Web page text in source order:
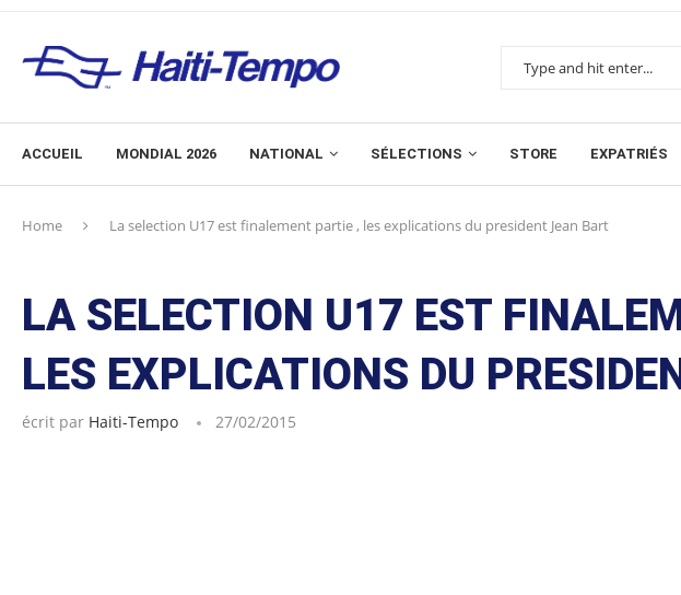
ACCUEIL MONDIAL 2026 NATIONAL SÉLECTIONS STORE EXPATRIÉS
Home La selection U17 est finalement partie , les explications du president Jean Bart
LA SELECTION U17 EST
LES EXPLICATIONS DU
écrit par Haiti-Tempo 27/02/2015